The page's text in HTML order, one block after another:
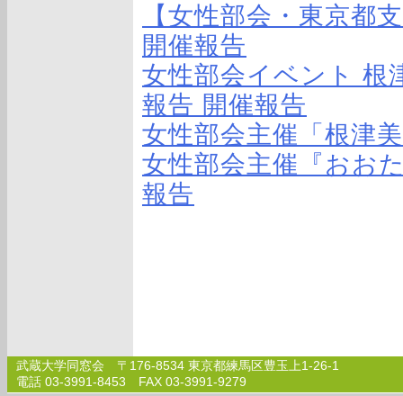
【女性部会・東京
開催報告
女性部会イベント
報告 開催報告
女性部会主催「根津
女性部会主催『おお
報告
武蔵大学同窓会 〒176-8534 東京都練馬区豊玉上1-26-1
電話 03-3991-8453 FAX 03-3991-9279